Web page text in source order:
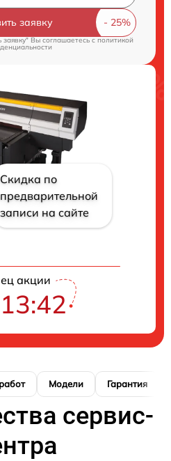
заявку
Вы соглашаетесь cполитикой
Скидка по
предварительной
записи на сайте
акции
Модели Гарантия
сервис-